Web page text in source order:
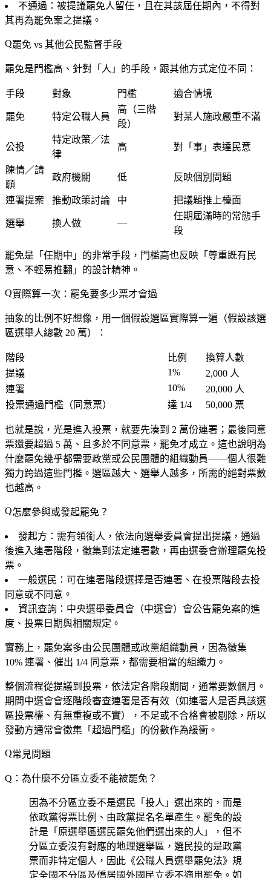
不通過 ：被提議罷免人留任，且在其該屆任期內 ，不得對
其再為罷免案之提議。
罷免 vs 其他公民監督手段
罷免是門檻高、針對「人」的手段，跟其他方式定位不同：
手段 對象 門檻 適合情境
罷免 特定公職人員
高（三階
段）
對某人施政嚴重不滿
公投
特定政策／法
律
高 對「事」表達民意
陳情／請
願
政府機關 低 反映個別問題
連署提案 推動政策討論 中 把議題推上檯面
選舉 換人做 —
任期屆滿時的常態手
段
罷免是「任期中」的非常手段，門檻高也反映「尊重既有民
意、不輕易推翻」的設計精神。
實際算一次：罷免要多少票才會過
抽象的比例不好想像，用一個假設選區實際算一遍（假設該選
區選舉人總數 20 萬）：
階段 比例
換算人數
提議
1%
2,000 人
連署
10%
20,000 人
投票通過門檻（同意票）
達 1/4 50,000 票
也就是說，光是進入投票，就要先湊到 2 萬份連署；最後同意
票還要超過 5 萬、且多於不同意票，罷免才成立。這也說明為
什麼罷免幾乎都需要政黨或公民團體的組織動員——個人很難
獨力跨過這些門檻。選區越大、選舉人越多，所需的絕對票數
也越高。
怎麼參與或發起罷免？
發起方 ：需有領銜人，依法向選舉委員會提出提議，通過
後進入連署階段，徵集到法定連署數，再由選委會辦理罷免投
票。
一般選民 ：可在連署階段選擇是否連署、在投票階段去投
同意或不同意。
資訊查詢 ：中央選舉委員會（中選會）會公告罷免案的進
度、投票日期與相關規定。
實務上，罷免案多由公民團體或政黨組織動員，因為徵集
10% 連署、催出 1/4 同意票，都需要相當的組織力。
整個流程從提議到投票，依法定各階段期間，通常要數個月。
期間中選會會逐階段審查連署是否有效（如連署人是否具該選
區投票權、有無重複或不實），不足或不合格會被剔除，所以
發動方通常會徵集「超過門檻」的份數作為緩衝。
常見問題
Q：為什麼不分區立委不能被罷免？
因為不分區立委不是選民「投人」選出來的，而是
依政黨得票比例、由政黨提名名單產生。罷免的設
計是「原選舉區選民罷免他們選出來的人」，但不
分區立委沒有對應的地理選舉區，選民投的是政黨
票而非特定個人，因此《公職人員選舉罷免法》規
定全國不分區及僑居國外國民立委不適用罷免。如